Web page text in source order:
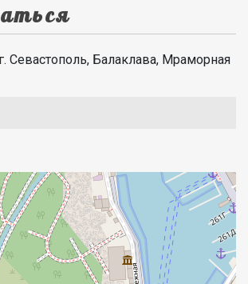
г. Севастополь, Балаклава, Мраморная